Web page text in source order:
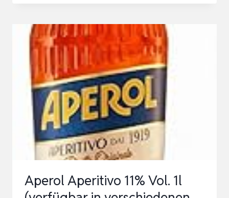
VOL.
1L
(VERFÜGBAR
IN
VERSCHIEDENEN
VARIANTEN)
Aperol Aperitivo 11% Vol. 1l